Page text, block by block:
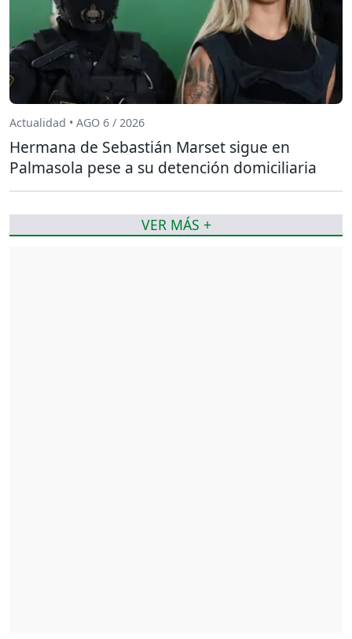
Actualidad • AGO 6 / 2026
Hermana de Sebastián Marset sigue en
Palmasola pese a su detención domiciliaria
VER MÁS +